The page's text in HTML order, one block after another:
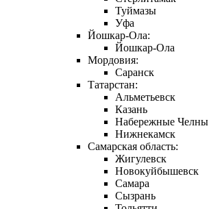
Туймазы
Уфа
Йошкар-Ола:
Йошкар-Ола
Мордовия:
Саранск
Татарстан:
Альметьевск
Казань
Набережные Челны
Нижнекамск
Самарская область:
Жигулевск
Новокуйбышевск
Самара
Сызрань